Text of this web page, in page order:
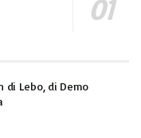
di Lebo, di Demo